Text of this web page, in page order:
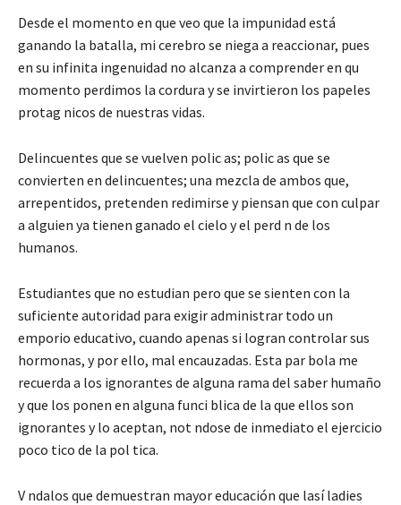
Desde el momento en que veo que la impunidad está
ganando la batalla, mi cerebro se niega a reaccionar, pues
en su infinita ingenuidad no alcanza a comprender en qu
momento perdimos la cordura y se invirtieron los papeles
protag nicos de nuestras vidas.
Delincuentes que se vuelven polic as; polic as que se
convierten en delincuentes; una mezcla de ambos que,
arrepentidos, pretenden redimirse y piensan que con culpar
a alguien ya tienen ganado el cielo y el perd n de los
humanos.
Estudiantes que no estudian pero que se sienten con la
suficiente autoridad para exigir administrar todo un
emporio educativo, cuando apenas si logran controlar sus
hormonas, y por ello, mal encauzadas. Esta par bola me
recuerda a los ignorantes de alguna rama del saber humaño
y que los ponen en alguna funci blica de la que ellos son
ignorantes y lo aceptan, not ndose de inmediato el ejercicio
poco tico de la pol tica.
V ndalos que demuestran mayor educación que lasí ladies